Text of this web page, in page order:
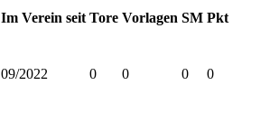
Im Verein seit Tore Vorlagen SM Pkt
09/2022 0 0 0 0